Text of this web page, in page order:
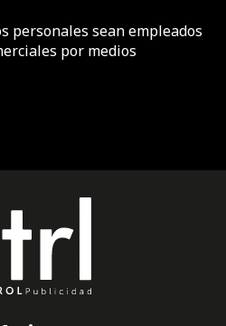
personales sean empleados
por medios